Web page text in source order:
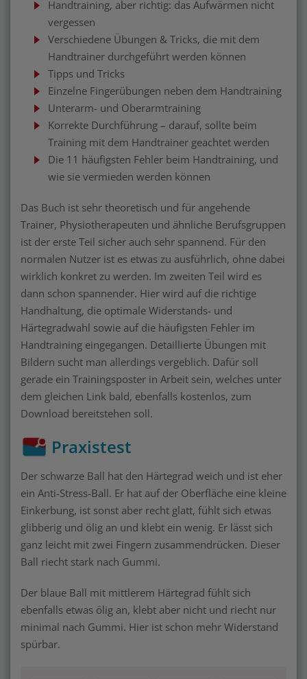
Handtraining, aber richtig: das Aufwärmen nicht
vergessen
Verschiedene Übungen & Tricks, die mit dem
Handtrainer durchgeführt werden können
Tipps und Tricks
Einzelne Fingerübungen neben dem Handtraining
Unterarm- und Oberarmtraining
Korrekte Durchführung – darauf, sollte beim
Training mit dem Handtrainer geachtet werden
Die 11 häufigsten Fehler beim Handtraining, und
wie sie vermieden werden können
Das Buch ist sehr theoretisch und für angehende
Trainer, Physiotherapeuten und ähnliche Berufsgruppen
ist der erste Teil sicher auch sehr spannend. Für den
normalen Nutzer ist es etwas zu ausführlich, ohne dabei
wirklich konkret zu werden. Im zweiten Teil wird es
dann schon spannender. Hier wird auf die richtige
Handhaltung, die optimale Widerstands- und
Härtegradwahl sowie auf die häufigsten Fehler im
Handtraining eingegangen. Detaillierte Übungen mit
Bildern sucht man allerdings vergeblich. Dafür soll
gerade ein Trainingsposter in Arbeit sein, welches unter
dem gleichen Link bald, ebenfalls kostenlos, zum
Download bereitstehen soll.
Praxistest
Der schwarze Ball hat den Härtegrad weich und ist eher
ein Anti-Stress-Ball. Er hat auf der Oberfläche eine kleine
Einkerbung, ist sonst aber recht glatt, fühlt sich etwas
glibberig und ölig an und klebt ein wenig. Er lässt sich
ganz leicht mit zwei Fingern zusammendrücken. Dieser
Ball riecht stark nach Gummi.
Der blaue Ball mit mittlerem Härtegrad fühlt sich
ebenfalls etwas ölig an, klebt aber nicht und riecht nur
minimal nach Gummi. Hier ist schon mehr Widerstand
spürbar.